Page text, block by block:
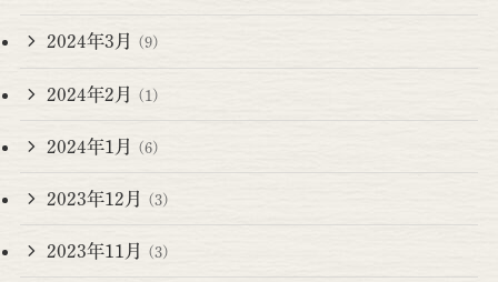
2024年3月 (9)
2024年2月 (1)
2024年1月 (6)
2023年12月 (3)
2023年11月 (3)